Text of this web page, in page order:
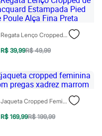
Regata Lenço Cropped De Jacquard Estampada Pied De Poule Alça Fina Preta
R$ 39,99R$ 49,99
Jaqueta Cropped Feminina Com Pregas Xadrez Marrom
R$ 169,99R$ 199,99